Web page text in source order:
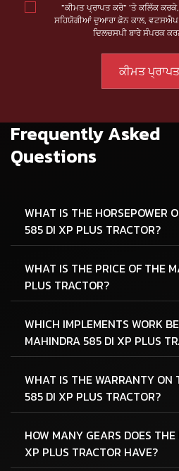
"ਕੀਮਤ ਪ੍ਰਾਪਤ ਕਰੋ" 'ਤੇ ਕਲਿੱਕ
ਸਹਿਯੋਗੀਆਂ ਦੁਆਰਾ ਫ਼ੋਨ ਕਾਲ, ਵਟਸਐਪ
ਦਿਲਚਸਪੀ ਬਾਰੇ ਸੰਪਰਕ
Frequently Asked
Questions
WHAT IS THE HORSEPOWER
585 DI XP PLUS TRACTOR?
WHAT IS THE PRICE OF THE
PLUS TRACTOR?
WHICH IMPLEMENTS WORK
MAHINDRA 585 DI XP PLUS
WHAT IS THE WARRANTY ON
585 DI XP PLUS TRACTOR?
HOW MANY GEARS DOES
XP PLUS TRACTOR HAVE?